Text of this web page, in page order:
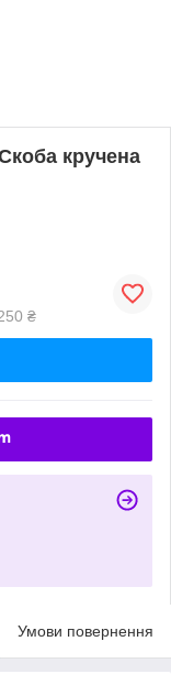
кручена
₴
Умови повернення